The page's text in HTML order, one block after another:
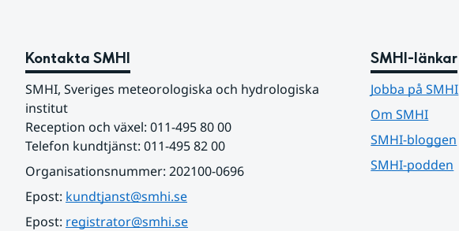
Kontakta SMHI
SMHI, Sveriges meteorologiska och hydrologiska
institut
Reception och växel: 011-495 80 00
Telefon kundtjänst: 011-495 82 00
Organisationsnummer: 202100-0696
Epost: kundtjanst@smhi.se
Epost: registrator@smhi.se
SMHI-länkar
Jobba på SMHI
Om SMHI
SMHI-bloggen
SMHI-podden